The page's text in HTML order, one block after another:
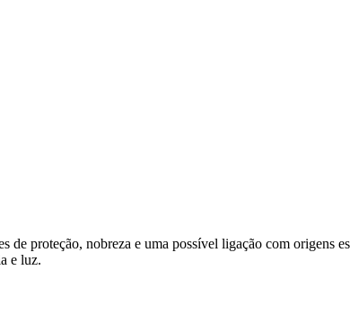
proteção, nobreza e uma possível ligação com origens
e luz.